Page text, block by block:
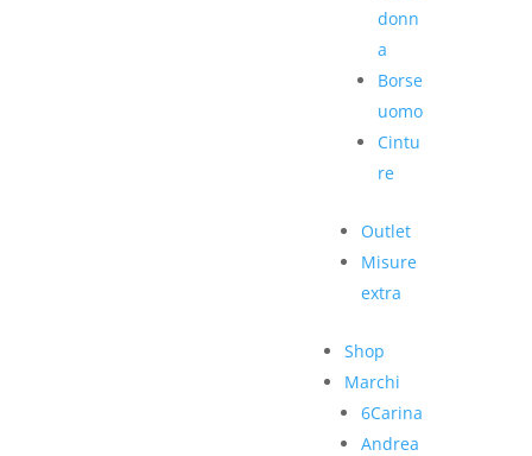
donn
a
Borse
uomo
Cintu
re
Outlet
Misure
extra
Shop
Marchi
6Carina
Andrea